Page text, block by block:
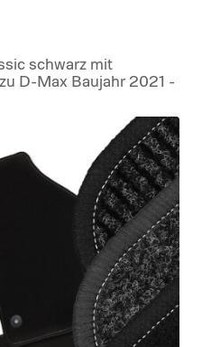
schwarz mit
D-Max Baujahr 2021 -